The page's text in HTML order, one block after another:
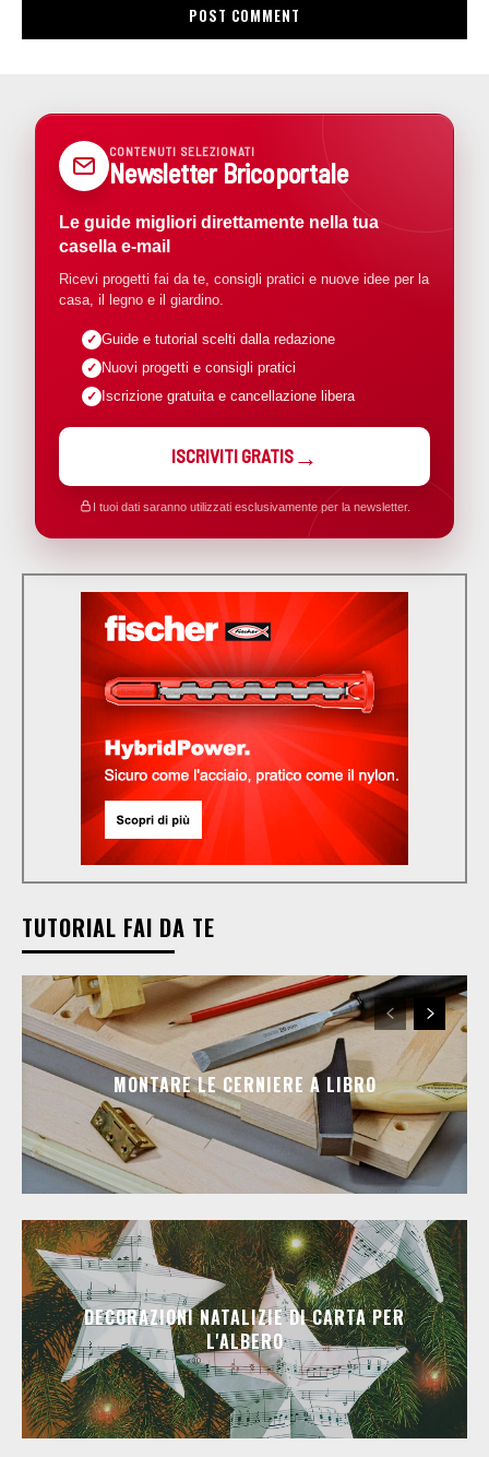
CONTENUTI SELEZIONATI
Newsletter Bricoportale
Le guide migliori direttamente nella tua
casella e-mail
Ricevi progetti fai da te, consigli pratici e nuove idee per la
casa, il legno e il giardino.
Guide e tutorial scelti dalla redazione
Nuovi progetti e consigli pratici
Iscrizione gratuita e cancellazione libera
ISCRIVITI GRATIS
I tuoi dati saranno utilizzati esclusivamente per la newsletter.
TUTORIAL FAI DA TE
MONTARE LE CERNIERE A LIBRO
DECORAZIONI NATALIZIE DI CARTA PER
L'ALBERO